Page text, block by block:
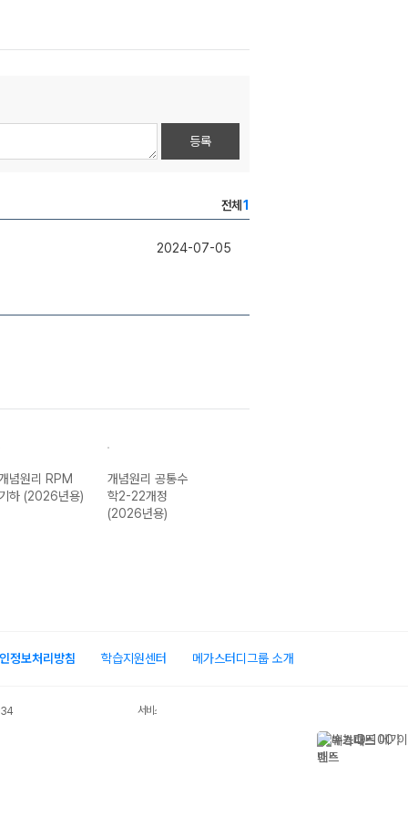
등록
전체 1
2024-07-05
념원리 RPM
기하 (2026년용)
개념원리 공통수
학2-22개정
(2026년용)
정보처리방침 학습지원센터 메가스터디그룹 소개
서비스 가입사실 확인